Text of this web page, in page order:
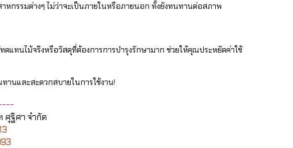
กรรมต่างๆ ไม่ว่าจะเป็นภายในหรือภายนอก ทั้งยังทนทานต่อสภาพ
ทนไม้จริงหรือวัสดุที่ต้องการการบำรุงรักษามาก ช่วยให้คุณประหยัดค่าใช้
านและสะดวกสบายในการใช้งาน!
ศุฐิศา จำกัด